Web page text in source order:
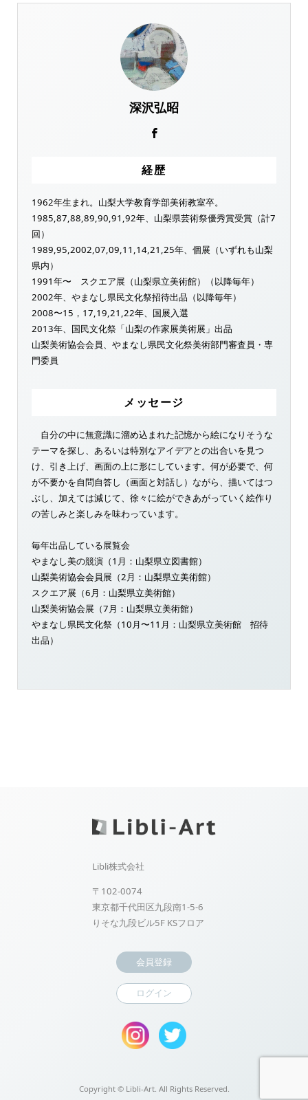
深沢弘昭
経歴
1962年生まれ。山梨大学教育学部美術教室卒。
1985,87,88,89,90,91,92年、山梨県芸術祭優秀賞受賞（計7
回）
1989,95,2002,07,09,11,14,21,25年、個展（いずれも山梨
県内）
1991年〜 スクエア展（山梨県立美術館）（以降毎年）
2002年、やまなし県民文化祭招待出品（以降毎年）
2008〜15，17,19,21,22年、国展入選
2013年、国民文化祭「山梨の作家展美術展」出品
山梨美術協会会員、やまなし県民文化祭美術部門審査員・専
門委員
メッセージ
自分の中に無意識に溜め込まれた記憶から絵になりそうな
テーマを探し、あるいは特別なアイデアとの出合いを見つ
け、引き上げ、画面の上に形にしています。何が必要で、何
が不要かを自問自答し（画面と対話し）ながら、描いてはつ
ぶし、加えては減じて、徐々に絵ができあがっていく絵作り
の苦しみと楽しみを味わっています。
毎年出品している展覧会
やまなし美の競演（1月：山梨県立図書館）
山梨美術協会会員展（2月：山梨県立美術館）
スクエア展（6月：山梨県立美術館）
山梨美術協会展（7月：山梨県立美術館）
やまなし県民文化祭（10月〜11月：山梨県立美術館 招待
出品）
Libli株式会社
〒102-0074
東京都千代田区九段南1-5-6
りそな九段ビル5F KSフロア
会員登録
ログイン
Copyright ©Libli-Art. All Rights Reserved.